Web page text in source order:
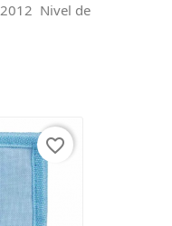
Nivel de
favorite_border